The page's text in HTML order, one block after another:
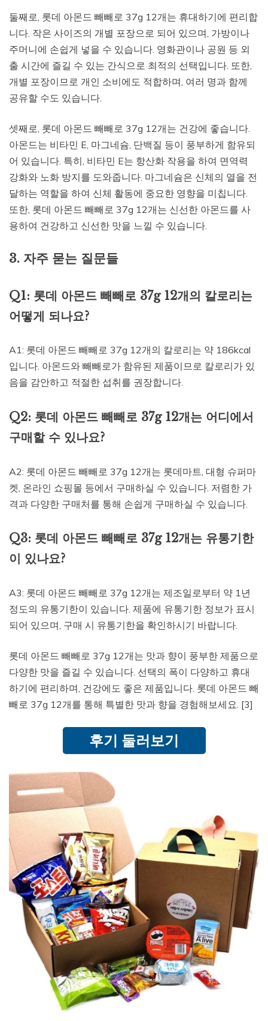
둘째로, 롯데 아몬드 빼빼로 37g 12개는 휴대하기에 편리합
니다. 작은 사이즈의 개별 포장으로 되어 있으며, 가방이나
주머니에 손쉽게 넣을 수 있습니다. 영화관이나 공원 등 외
출 시간에 즐길 수 있는 간식으로 최적의 선택입니다. 또한,
개별 포장이므로 개인 소비에도 적합하며, 여러 명과 함께
공유할 수도 있습니다.
셋째로, 롯데 아몬드 빼빼로 37g 12개는 건강에 좋습니다.
아몬드는 비타민 E, 마그네슘, 단백질 등이 풍부하게 함유되
어 있습니다. 특히, 비타민 E는 항산화 작용을 하여 면역력
강화와 노화 방지를 도와줍니다. 마그네슘은 신체의 열을 전
달하는 역할을 하여 신체 활동에 중요한 영향을 미칩니다.
또한, 롯데 아몬드 빼빼로 37g 12개는 신선한 아몬드를 사
용하여 건강하고 신선한 맛을 느낄 수 있습니다.
3. 자주 묻는 질문들
Q1: 롯데 아몬드 빼빼로 37g 12개의 칼로리는
어떻게 되나요?
A1: 롯데 아몬드 빼빼로 37g 12개의 칼로리는 약 186kcal
입니다. 아몬드와 빼빼로가 함유된 제품이므로 칼로리가 있
음을 감안하고 적절한 섭취를 권장합니다.
Q2: 롯데 아몬드 빼빼로 37g 12개는 어디에서
구매할 수 있나요?
A2: 롯데 아몬드 빼빼로 37g 12개는 롯데마트, 대형 슈퍼마
켓, 온라인 쇼핑몰 등에서 구매하실 수 있습니다. 저렴한 가
격과 다양한 구매처를 통해 손쉽게 구매하실 수 있습니다.
Q3: 롯데 아몬드 빼빼로 37g 12개는 유통기한
이 있나요?
A3: 롯데 아몬드 빼빼로 37g 12개는 제조일로부터 약 1년
정도의 유통기한이 있습니다. 제품에 유통기한 정보가 표시
되어 있으며, 구매 시 유통기한을 확인하시기 바랍니다.
롯데 아몬드 빼빼로 37g 12개는 맛과 향이 풍부한 제품으로
다양한 맛을 즐길 수 있습니다. 선택의 폭이 다양하고 휴대
하기에 편리하며, 건강에도 좋은 제품입니다. 롯데 아몬드 빼
빼로 37g 12개를 통해 특별한 맛과 향을 경험해보세요. [3]
후기 둘러보기